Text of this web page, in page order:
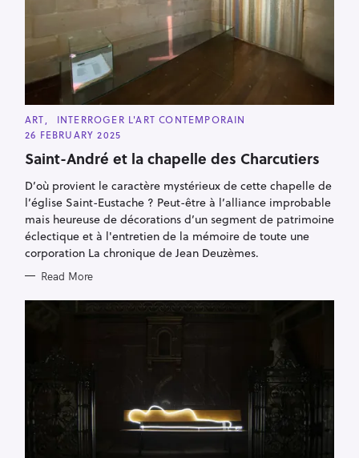
C
T
G
R
I
E
ART
INTERROGER L'ART CONTEMPORAIN
26 FEBRUARY 2025
Saint-André et la chapelle des Charcutiers
D’où provient le caractère mystérieux de cette chapelle de
l’église Saint-Eustache ? Peut-être à l’alliance improbable
mais heureuse de décorations d’un segment de patrimoine
éclectique et à l'entretien de la mémoire de toute une
corporation La chronique de Jean Deuzèmes.
Read More